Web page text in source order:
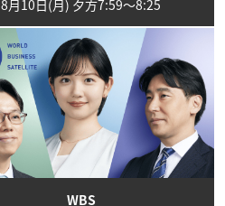
8月10日(月) 夕方7:59〜8:25
WBS